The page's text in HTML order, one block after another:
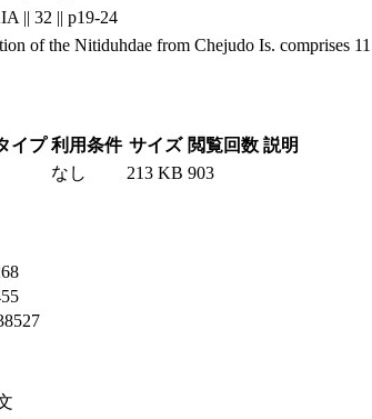
|| 32 || p19-24
of the Nitiduhdae from Chejudo Is. comprises
イプ 利用条件 サイズ 閲覧回数 説明
なし 213 KB 903